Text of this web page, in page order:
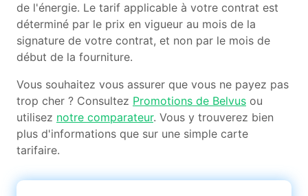
de l'énergie. Le tarif applicable à votre contrat est
déterminé par le prix en vigueur au mois de la
signature de votre contrat, et non par le mois de
début de la fourniture.
Vous souhaitez vous assurer que vous ne payez pas
trop cher ? Consultez Promotions de Belvus ou
utilisez notre comparateur. Vous y trouverez bien
plus d'informations que sur une simple carte
tarifaire.